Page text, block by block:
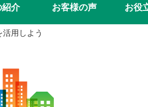
紹介 お客様の声 お役
用しよう